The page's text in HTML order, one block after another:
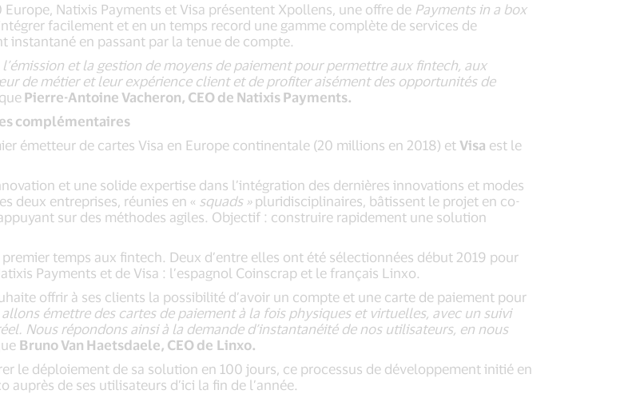
Europe, Natixis Payments et Visa présentent Xpollens, une offre de Payments in a box
facilement et en un temps record une gamme complète de services de
instantané en passant par la tenue de compte.
et la gestion de moyens de paiement pour permettre aux fintech, aux
de métier et leur expérience client et de profiter aisément des opportunités de
Pierre-Antoine Vacheron, CEO de Natixis Payments.
complémentaires
émetteur de cartes Visa en Europe continentale (20 millions en 2018) et Visa est le
et une solide expertise dans l’intégration des dernières innovations et modes
deux entreprises, réunies en « squads »pluridisciplinaires, bâtissent le projet en co-
sur des méthodes agiles. Objectif : construire rapidement une solution
temps aux fintech. Deux d’entre elles ont été sélectionnées début 2019 pour
Payments et de Visa : l’espagnol Coinscrap et le français Linxo.
offrir à ses clients la possibilité d’avoir un compte et une carte de paiement pour
émettre des cartes de paiement à la fois physiques et virtuelles, avec un suivi
Nous répondons ainsi à la demande d’instantanéité de nos utilisateurs, en nous
Bruno Van Haetsdaele, CEO de Linxo.
le déploiement de sa solution en 100 jours, ce processus de développement initié en
de ses utilisateurs d’ici la fin de l’année.